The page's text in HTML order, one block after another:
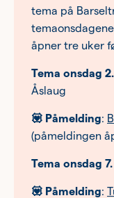
tema på
åpner tre uker
Tema onsdag
Åslaug
💟 Påmelding:
(påmeldingen
Tema onsdag
💟 Påmelding: